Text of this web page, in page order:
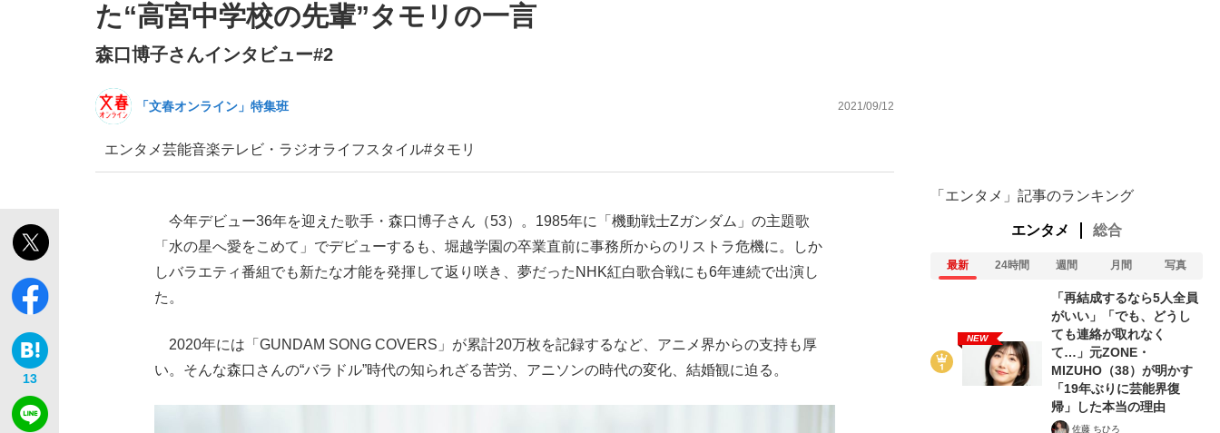
「クマが悪者扱いされているのが悲しい」『北の国から』倉本聰氏（91...
もっと見る
キングの誕生を、目撃せよ。
もっと見る
た“高宮中学校の先輩”タモリの一言
森口博子さんインタビュー#2
「文春オンライン」特集班 2021/09/12
エンタメ芸能音楽テレビ・ラジオライフスタイル#タモリ
13
今年デビュー36年を迎えた歌手・森口博子さん（53）。1985年に「機動戦士Zガンダム」の主題歌
「水の星へ愛をこめて」でデビューするも、堀越学園の卒業直前に事務所からのリストラ危機に。しか
しバラエティ番組でも新たな才能を発揮して返り咲き、夢だったNHK紅白歌合戦にも6年連続で出演し
た。
2020年には「GUNDAM SONG COVERS」が累計20万枚を記録するなど、アニメ界からの支持も厚
い。そんな森口さんの“バラドル”時代の知られざる苦労、アニソンの時代の変化、結婚観に迫る。
「エンタメ」記事のランキング
エンタメ 総合
最新 24時間 週間 月間 写真
NEW
「再結成するなら5人全員
がいい」「でも、どうし
ても連絡が取れなく
て…」元ZONE・
MIZUHO（38）が明かす
「19年ぶりに芸能界復
帰」した本当の理由
佐藤 ちひろ